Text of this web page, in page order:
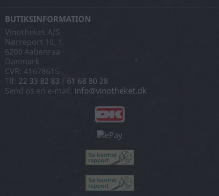
BUTIKSINFORMATION
Vinotheket A/S
Nørreport 10, 1.
6200 Aabenraa
Danmark
CVR: 41678615
Tlf: 22 33 82 83 / 61 68 80 28
Send os en e-mail: info@vinotheket.dk